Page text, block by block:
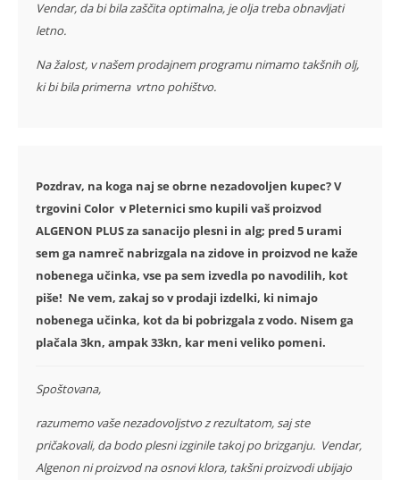
Vendar, da bi bila zaščita optimalna, je olja treba obnavljati
letno.
Na žalost, v našem prodajnem programu nimamo takšnih olj,
ki bi bila primerna vrtno pohištvo.
Pozdrav, na koga naj se obrne nezadovoljen kupec? V
trgovini Color v Pleternici smo kupili vaš proizvod
ALGENON PLUS za sanacijo plesni in alg; pred 5 urami
sem ga namreč nabrizgala na zidove in proizvod ne kaže
nobenega učinka, vse pa sem izvedla po navodilih, kot
piše! Ne vem, zakaj so v prodaji izdelki, ki nimajo
nobenega učinka, kot da bi pobrizgala z vodo. Nisem ga
plačala 3kn, ampak 33kn, kar meni veliko pomeni.
Spoštovana,
razumemo vaše nezadovoljstvo z rezultatom, saj ste
pričakovali, da bodo plesni izginile takoj po brizganju. Vendar,
Algenon ni proizvod na osnovi klora, takšni proizvodi ubijajo